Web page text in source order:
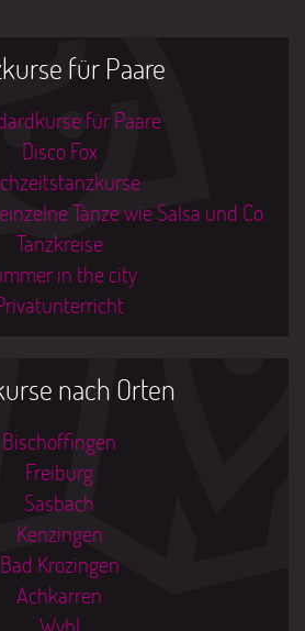
für Paare
für Paare
Disco Fox
Tänze wie Salsa und Co.
Tanzkreise
in the city
nach Orten
Bischoffingen
Freiburg
Sasbach
Kenzingen
Bad Krozingen
Achkarren